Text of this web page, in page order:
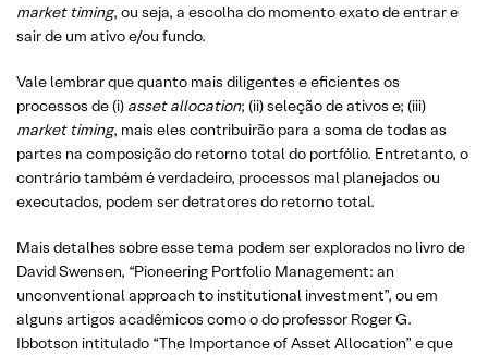
market timing, ou seja, a escolha do momento exato de entrar e
sair de um ativo e/ou fundo.
Vale lembrar que quanto mais diligentes e eficientes os
processos de (i) asset allocation; (ii) seleção de ativos e; (iii)
market timing, mais eles contribuirão para a soma de todas as
partes na composição do retorno total do portfólio. Entretanto, o
contrário também é verdadeiro, processos mal planejados ou
executados, podem ser detratores do retorno total.
Mais detalhes sobre esse tema podem ser explorados no livro de
David Swensen, “Pioneering Portfolio Management: an
unconventional approach to institutional investment”, ou em
alguns artigos acadêmicos como o do professor Roger G.
Ibbotson intitulado “The Importance of Asset Allocation” e que